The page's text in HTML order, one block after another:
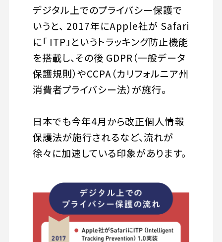
デジタル上でのプライバシー保護で
いうと、 2017年にApple社が Safari
に「 ITP」というトラッキング防止機能
を搭載し、その後 GDPR（一般データ
保護規則）やCCPA（カリフォルニア州
消費者プライバシー法）が施行。
日本でも今年4月から改正個人情報
保護法が施行されるなど、流れが
徐々に加速している印象があります。